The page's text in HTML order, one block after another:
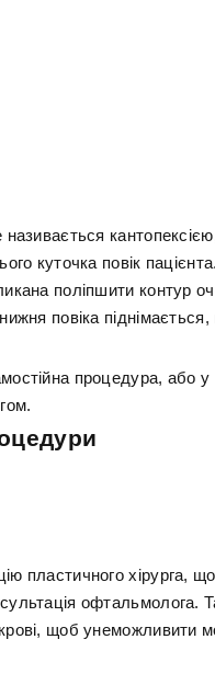
куточка повік
поліпшити контур
повіка піднімається,
процедура, або у
пластичного хірурга,
офтальмолога.
щоб унеможливити